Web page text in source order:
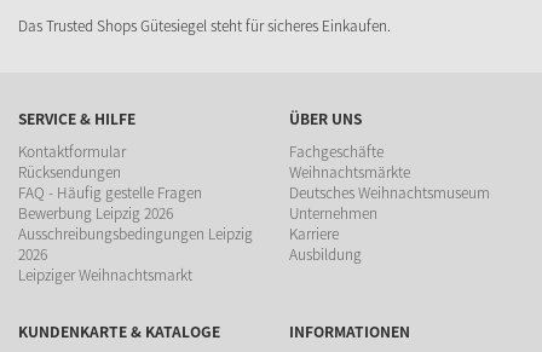
Das Trusted Shops Gütesiegel steht für sicheres Einkaufen.
SERVICE & HILFE
Kontaktformular
Rücksendungen
FAQ - Häufig gestelle Fragen
Bewerbung Leipzig 2026
Ausschreibungsbedingungen Leipzig
2026
Leipziger Weihnachtsmarkt
ÜBER UNS
Fachgeschäfte
Weihnachtsmärkte
Deutsches Weihnachtsmuseum
Unternehmen
Karriere
Ausbildung
KUNDENKARTE & KATALOGE
INFORMATIONEN